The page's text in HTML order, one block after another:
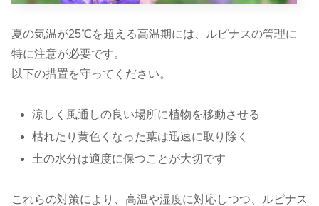
夏の気温が25℃を超える高温期には、ルピナスの管理に
特に注意が必要です。
以下の措置を守ってください。
涼しく風通しの良い場所に植物を移動させる
枯れたり黄色くなった葉は迅速に取り除く
土の水分は適度に保つことが大切です
これらの対策により、高温や湿度に対応しつつ、ルピナス